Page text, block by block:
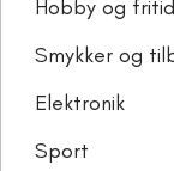
Hobby og fritid
Smykker og
Elektronik
Sport